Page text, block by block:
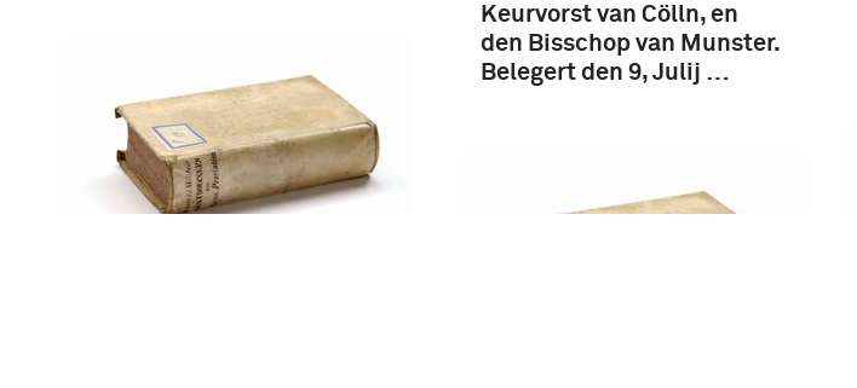
Keurvorst van Cölln, en
den Bisschop van Munster.
Belegert den 9, Julij …